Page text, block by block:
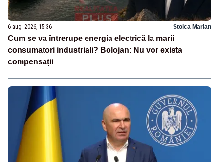
6 aug. 2026, 15:36 Stoica Marian
Cum se va întrerupe energia electrică la marii
consumatori industriali? Bolojan: Nu vor exista
compensații